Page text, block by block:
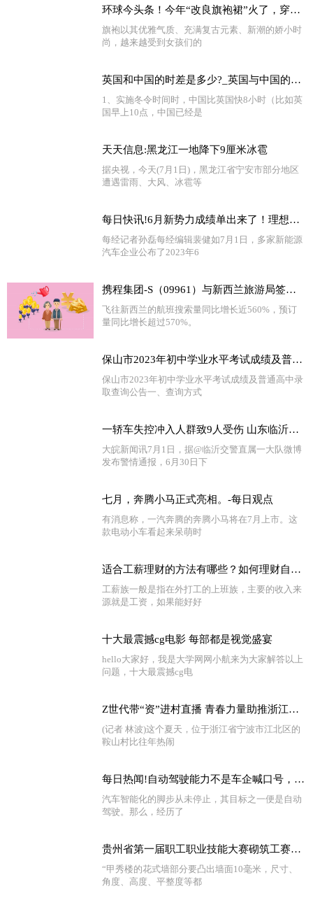
环球今头条！今年“改良旗袍裙”火了，穿上身高雅时尚，老少皆宜，很女神范儿
旗袍以其优雅气质、充满复古元素、新潮的娇小时
尚，越来越受到女孩们的
英国和中国的时差是多少?_英国与中国的时差是多少
1、实施冬令时间时，中国比英国快8小时（比如英
国早上10点，中国已经是
天天信息:黑龙江一地降下9厘米冰雹
据央视，今天(7月1日)，黑龙江省宁安市部分地区
遭遇雷雨、大风、冰雹等
每日快讯!6月新势力成绩单出来了！理想汽车交付量首次突破三万，还有一家企业销量超四万
每经记者孙磊每经编辑裴健如7月1日，多家新能源
汽车企业公布了2023年6
携程集团-S（09961）与新西兰旅游局签署战略合作备忘录
飞往新西兰的航班搜索量同比增长近560%，预订
量同比增长超过570%。
保山市2023年初中学业水平考试成绩及普通高中录取查询公告_环球热点
保山市2023年初中学业水平考试成绩及普通高中录
取查询公告一、查询方式
一轿车失控冲入人群致9人受伤 山东临沂警方通报-全球新动态
大皖新闻讯7月1日，据@临沂交警直属一大队微博
发布警情通报，6月30日下
七月，奔腾小马正式亮相。-每日观点
有消息称，一汽奔腾的奔腾小马将在7月上市。这
款电动小车看起来呆萌时
适合工薪理财的方法有哪些？如何理财自己的工资？
工薪族一般是指在外打工的上班族，主要的收入来
源就是工资，如果能好好
十大最震撼cg电影 每部都是视觉盛宴
hello大家好，我是大学网网小航来为大家解答以上
问题，十大最震撼cg电
Z世代带“资”进村直播 青春力量助推浙江乡村振兴
(记者 林波)这个夏天，位于浙江省宁波市江北区的
鞍山村比往年热闹
每日热闻!自动驾驶能力不是车企喊口号，奔驰L3级的国际认证比特斯拉还早
汽车智能化的脚步从未停止，其目标之一便是自动
驾驶。那么，经历了
贵州省第一届职工职业技能大赛砌筑工赛项一等奖获得者杨林：脑海里装着每一块砖的精准定位|今日报
“甲秀楼的花式墙部分要凸出墙面10毫米，尺寸、
角度、高度、平整度等都